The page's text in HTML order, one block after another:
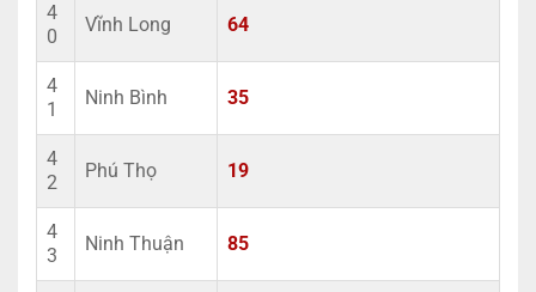
4
0
Vĩnh Long 64
4
1
Ninh Bình 35
4
2
Phú Thọ 19
4
3
Ninh Thuận 85